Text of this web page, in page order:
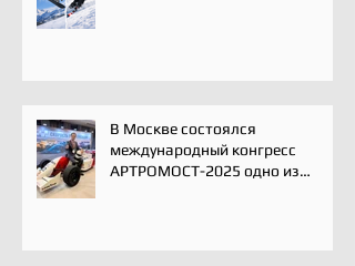
В Москве состоялся
международный конгресс
АРТРОМОСТ-2025 одно из